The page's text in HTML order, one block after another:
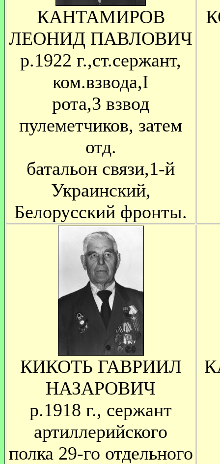
КАНТАМИРОВ
ЛЕОНИД ПАВЛОВИЧ
р.1922 г.,ст.сержант,
ком.взвода,I
рота,3 взвод
пулеметчиков, затем
отд.
батальон связи,1-й
Украинский,
Белорусский фронты.
КИКОТЬ ГАВРИИЛ
НАЗАРОВИЧ
р.1918 г., сержант
артиллерийского
полка 29-го отдельного